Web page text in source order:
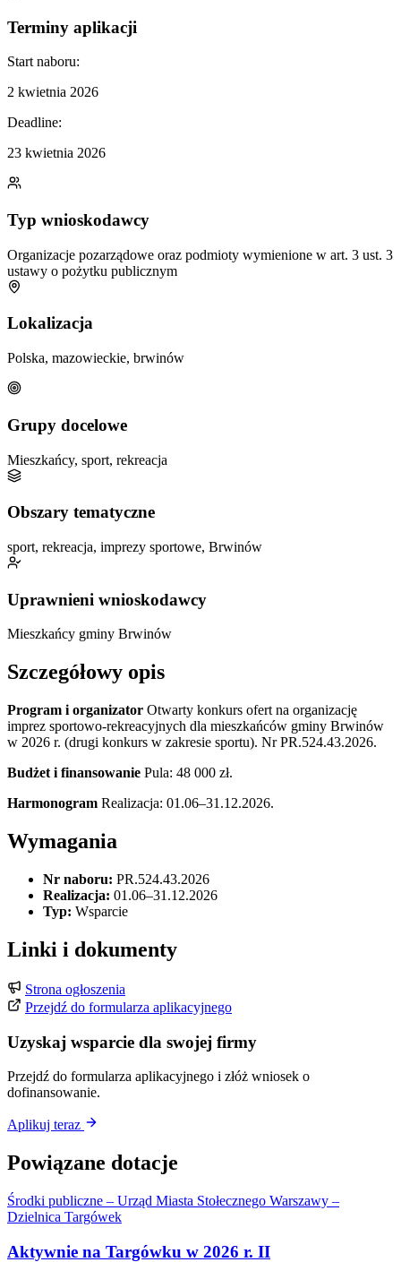
Terminy aplikacji
Start naboru:
2 kwietnia 2026
Deadline:
23 kwietnia 2026
Typ wnioskodawcy
Organizacje pozarządowe oraz podmioty wymienione w art. 3 ust. 3
ustawy o pożytku publicznym
Lokalizacja
Polska, mazowieckie, brwinów
Grupy docelowe
Mieszkańcy, sport, rekreacja
Obszary tematyczne
sport, rekreacja, imprezy sportowe, Brwinów
Uprawnieni wnioskodawcy
Mieszkańcy gminy Brwinów
Szczegółowy opis
Program i organizator Otwarty konkurs ofert na organizację
imprez sportowo-rekreacyjnych dla mieszkańców gminy Brwinów
w 2026 r. (drugi konkurs w zakresie sportu). Nr PR.524.43.2026.
Budżet i finansowanie Pula: 48 000 zł.
Harmonogram Realizacja: 01.06–31.12.2026.
Wymagania
Nr naboru: PR.524.43.2026
Realizacja: 01.06–31.12.2026
Typ: Wsparcie
Linki i dokumenty
Strona ogłoszenia
Przejdź do formularza aplikacyjnego
Uzyskaj wsparcie dla swojej firmy
Przejdź do formularza aplikacyjnego i złóż wniosek o
dofinansowanie.
Aplikuj teraz
Powiązane dotacje
Środki publiczne – Urząd Miasta Stołecznego Warszawy –
Dzielnica Targówek
Aktywnie na Targówku w 2026 r. II